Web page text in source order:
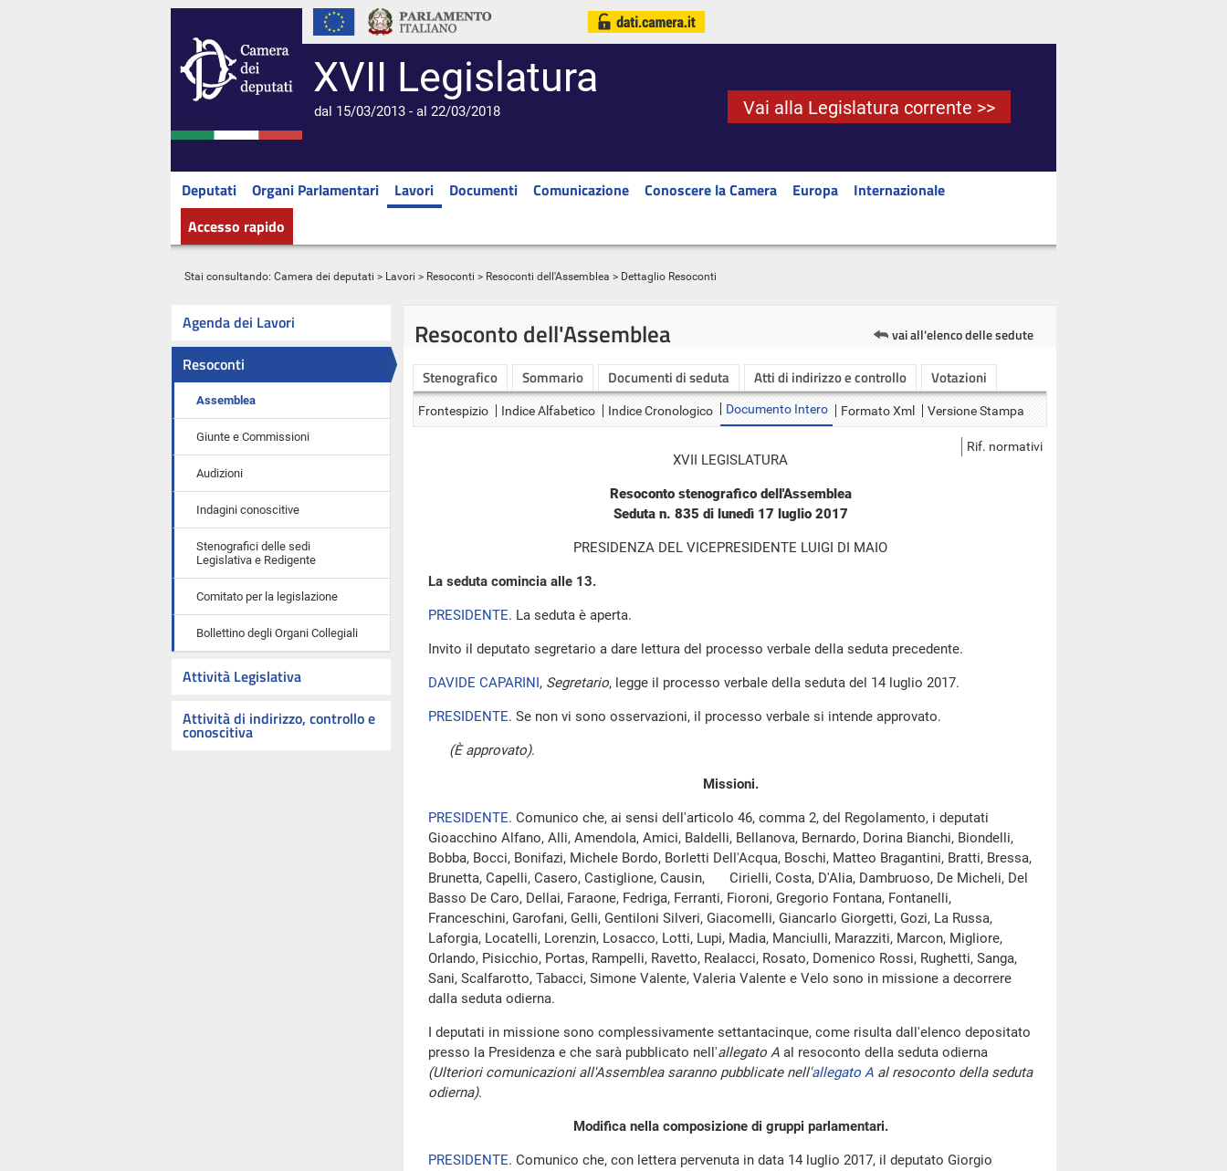
XVII Legislatura
dal 15/03/2013 - al 22/03/2018 Vai alla Legislatura corrente >>
Deputati Organi Parlamentari Lavori Documenti Comunicazione Conoscere la Camera Europa
Internazionale
Accesso rapido
Stai consultando: Camera dei deputati > Lavori > Resoconti > Resoconti dell'Assemblea > Dettaglio Resoconti
Agenda dei Lavori
Resoconti
Assemblea
Giunte e Commissioni
Audizioni
Indagini conoscitive
Stenografici delle sedi
Legislativa e Redigente
Comitato per la legislazione
Bollettino degli Organi Collegiali
Attività Legislativa
Attività di indirizzo, controllo e
conoscitiva
Resoconto dell'Assemblea vai all'elenco delle sedute
Stenografico Sommario Documenti di seduta Atti di indirizzo e controllo Votazioni
Frontespizio Indice Alfabetico Indice Cronologico Documento Intero Formato Xml Versione Stampa
Rif. normativi
XVII LEGISLATURA
Resoconto stenografico dell'Assemblea
Seduta n. 835 di lunedì 17 luglio 2017
PRESIDENZA DEL VICEPRESIDENTE LUIGI DI MAIO
La seduta comincia alle 13.
PRESIDENTE. La seduta è aperta.
Invito il deputato segretario a dare lettura del processo verbale della seduta precedente.
DAVIDE CAPARINI, Segretario, legge il processo verbale della seduta del 14 luglio 2017.
PRESIDENTE. Se non vi sono osservazioni, il processo verbale si intende approvato.
(È approvato).
Missioni.
PRESIDENTE. Comunico che, ai sensi dell'articolo 46, comma 2, del Regolamento, i deputati
Gioacchino Alfano, Alli, Amendola, Amici, Baldelli, Bellanova, Bernardo, Dorina Bianchi, Biondelli,
Bobba, Bocci, Bonifazi, Michele Bordo, Borletti Dell'Acqua, Boschi, Matteo Bragantini, Bratti, Bressa,
Brunetta, Capelli, Casero, Castiglione, Causin, Cirielli, Costa, D'Alia, Dambruoso, De Micheli, Del
Basso De Caro, Dellai, Faraone, Fedriga, Ferranti, Fioroni, Gregorio Fontana, Fontanelli,
Franceschini, Garofani, Gelli, Gentiloni Silveri, Giacomelli, Giancarlo Giorgetti, Gozi, La Russa,
Laforgia, Locatelli, Lorenzin, Losacco, Lotti, Lupi, Madia, Manciulli, Marazziti, Marcon, Migliore,
Orlando, Pisicchio, Portas, Rampelli, Ravetto, Realacci, Rosato, Domenico Rossi, Rughetti, Sanga,
Sani, Scalfarotto, Tabacci, Simone Valente, Valeria Valente e Velo sono in missione a decorrere
dalla seduta odierna.
I deputati in missione sono complessivamente settantacinque, come risulta dall'elenco depositato
presso la Presidenza e che sarà pubblicato nell'allegato A al resoconto della seduta odierna
(Ulteriori comunicazioni all'Assemblea saranno pubblicate nell'allegato A al resoconto della seduta
odierna).
Modifica nella composizione di gruppi parlamentari.
PRESIDENTE. Comunico che, con lettera pervenuta in data 14 luglio 2017, il deputato Giorgio